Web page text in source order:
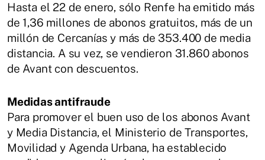
Hasta el 22 de enero, sólo Renfe ha emitido más
de 1,36 millones de abonos gratuitos, más de un
millón de Cercanías y más de 353.400 de media
distancia. A su vez, se vendieron 31.860 abonos
de Avant con descuentos.
Medidas antifraude
Para promover el buen uso de los abonos Avant
y Media Distancia, el Ministerio de Transportes,
Movilidad y Agenda Urbana, ha establecido